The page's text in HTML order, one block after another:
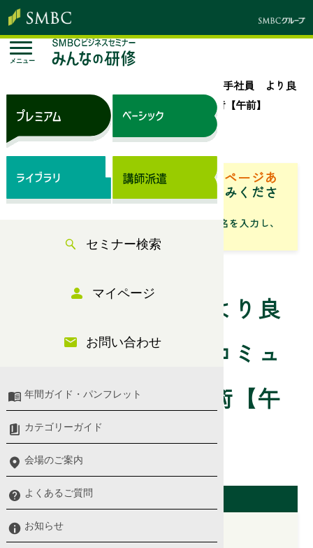
メニュー
セミナー検索
マイページ
お問い合わせ
年間ガイド・パンフレット
カテゴリーガイド
会場のご案内
よくあるご質問
お知らせ
新入・若手社員 より良
い人間関係を築くコミュニケーションの技術【午前】
来場セミナー
ベーシック（サブスク）専用ページあ
「専用ページ」からお申込みくださ
い。
「フリーワード」にセミナータイトル名を入力し、
「検索」からお探しください
新入・若手社員 より良
い人間関係を築くコミュ
ニケーションの技術【午
前】
開催日（東京会場）